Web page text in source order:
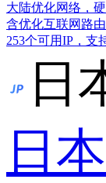
大陆优化网络，
含优化互联网路
253个可用IP，支
日
日